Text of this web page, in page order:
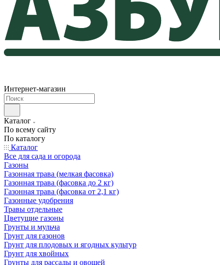
Интернет-магазин
Каталог
По всему сайту
По каталогу
Каталог
Все для сада и огорода
Газоны
Газонная трава (мелкая фасовка)
Газонная трава (фасовка до 2 кг)
Газонная трава (фасовка от 2,1 кг)
Газонные удобрения
Травы отдельные
Цветущие газоны
Грунты и мульча
Грунт для газонов
Грунт для плодовых и ягодных культур
Грунт для хвойных
Грунты для рассады и овощей